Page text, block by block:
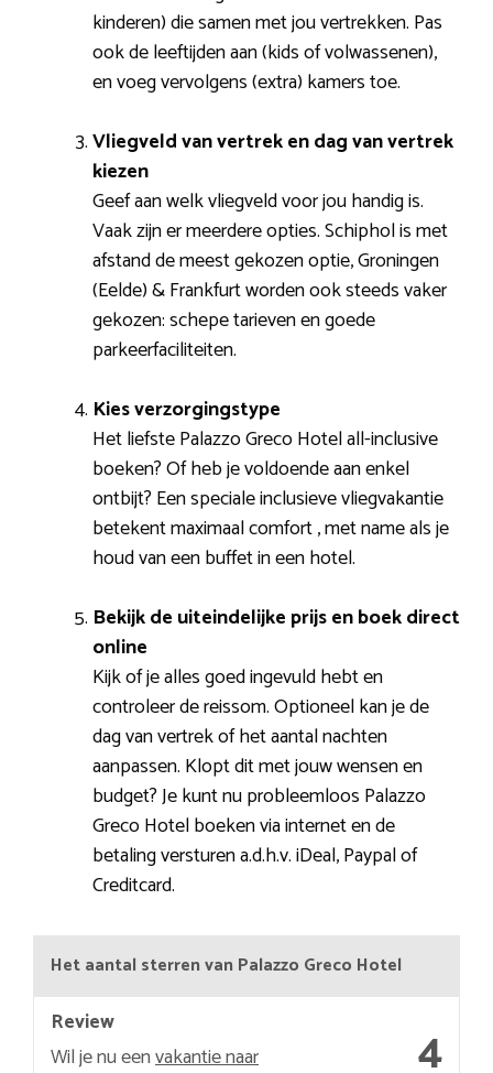
kinderen) die samen met jou vertrekken. Pas
ook de leeftijden aan (kids of volwassenen),
en voeg vervolgens (extra) kamers toe.
Vliegveld van vertrek en dag van vertrek
kiezen
Geef aan welk vliegveld voor jou handig is.
Vaak zijn er meerdere opties. Schiphol is met
afstand de meest gekozen optie, Groningen
(Eelde) & Frankfurt worden ook steeds vaker
gekozen: schepe tarieven en goede
parkeerfaciliteiten.
Kies verzorgingstype
Het liefste Palazzo Greco Hotel all-inclusive
boeken? Of heb je voldoende aan enkel
ontbijt? Een speciale inclusieve vliegvakantie
betekent maximaal comfort , met name als je
houd van een buffet in een hotel.
Bekijk de uiteindelijke prijs en boek direct
online
Kijk of je alles goed ingevuld hebt en
controleer de reissom. Optioneel kan je de
dag van vertrek of het aantal nachten
aanpassen. Klopt dit met jouw wensen en
budget? Je kunt nu probleemloos Palazzo
Greco Hotel boeken via internet en de
betaling versturen a.d.h.v. iDeal, Paypal of
Creditcard.
Het aantal sterren van Palazzo Greco Hotel
4
Review
Wil je nu eenvakantie naar